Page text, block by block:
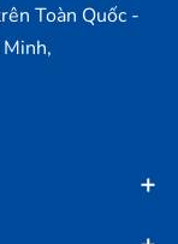
Toàn Quốc -